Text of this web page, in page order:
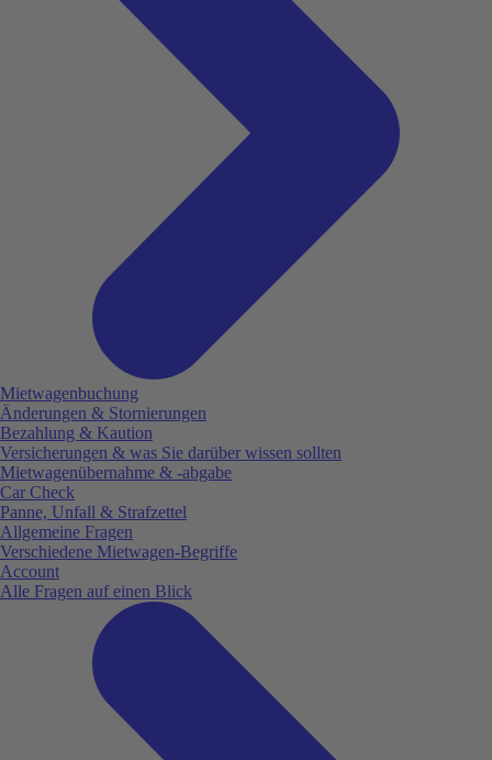
Mietwagenbuchung
Änderungen & Stornierungen
Bezahlung & Kaution
Versicherungen & was Sie darüber wissen sollten
Mietwagenübernahme & -abgabe
Car Check
Panne, Unfall & Strafzettel
Allgemeine Fragen
Verschiedene Mietwagen-Begriffe
Account
Alle Fragen auf einen Blick